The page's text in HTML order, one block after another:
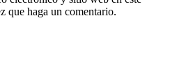
que haga un comentario.